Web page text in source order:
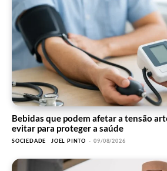
Bebidas que podem afetar a tensão
evitar para proteger a saúde
SOCIEDADE JOEL PINTO - 09/08/2026